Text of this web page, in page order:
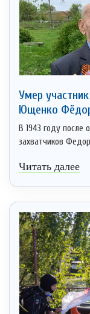
Умер
Ющенко
В 1943 году после
захватчиков
Читать далее